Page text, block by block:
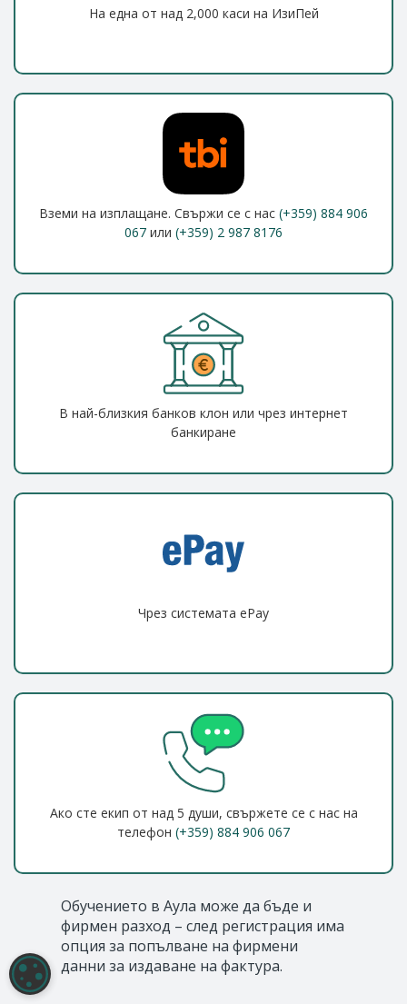
На една от над 2,000 каси на ИзиПей
Вземи на изплащане. Свържи се с нас (+359) 884 906
067 или (+359) 2 987 8176
В най-близкия банков клон или чрез интернет
банкиране
Чрез системата ePay
Ако сте екип от над 5 души, свържете се с нас на
телефон (+359) 884 906 067
Обучението в Аула може да бъде и
фирмен разход – след регистрация има
опция за попълване на фирмени
данни за издаване на фактура.
НАСТРОЙКИ НА БИСКВИТКИТЕ